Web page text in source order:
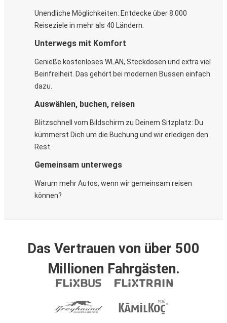
Unendliche Möglichkeiten: Entdecke über 8.000
Reiseziele in mehr als 40 Ländern.
Unterwegs mit Komfort
Genieße kostenloses WLAN, Steckdosen und extra viel
Beinfreiheit. Das gehört bei modernen Bussen einfach
dazu.
Auswählen, buchen, reisen
Blitzschnell vom Bildschirm zu Deinem Sitzplatz: Du
kümmerst Dich um die Buchung und wir erledigen den
Rest.
Gemeinsam unterwegs
Warum mehr Autos, wenn wir gemeinsam reisen
können?
Das Vertrauen von über 500
Millionen Fahrgästen.